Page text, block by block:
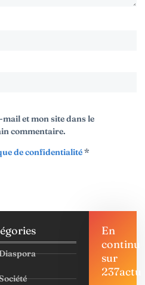
et mon site dans le
commentaire.
de confidentialité*
En
continu
sur
237actu